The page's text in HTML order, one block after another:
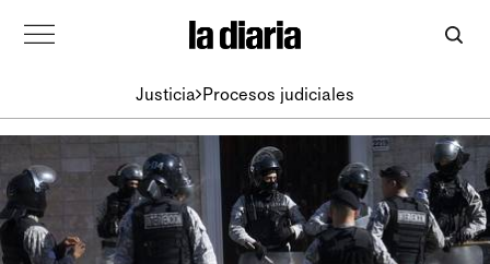
Justicia Procesos judiciales